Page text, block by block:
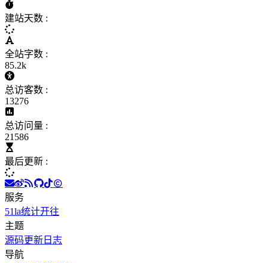
建站天数 :
全站字数 :
85.2k
总访客数 :
13276
总访问量 :
21586
最后更新 :
服务
51la统计开往
主题
源码更新日志
导航